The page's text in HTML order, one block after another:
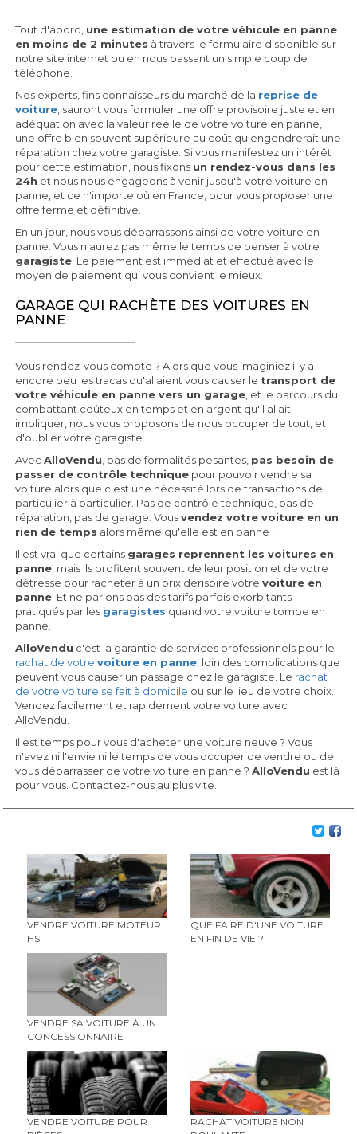
Tout d'abord, une estimation de votre véhicule en panne
en moins de 2 minutes à travers le formulaire disponible sur
notre site internet ou en nous passant un simple coup de
téléphone.
Nos experts, fins connaisseurs du marché de la reprise de
voiture, sauront vous formuler une offre provisoire juste et en
adéquation avec la valeur réelle de votre voiture en panne,
une offre bien souvent supérieure au coût qu'engendrerait une
réparation chez votre garagiste. Si vous manifestez un intérêt
pour cette estimation, nous fixons un rendez-vous dans les
24h et nous nous engageons à venir jusqu'à votre voiture en
panne, et ce n'importe où en France, pour vous proposer une
offre ferme et définitive.
En un jour, nous vous débarrassons ainsi de votre voiture en
panne. Vous n'aurez pas même le temps de penser à votre
garagiste. Le paiement est immédiat et effectué avec le
moyen de paiement qui vous convient le mieux.
GARAGE QUI RACHÈTE DES VOITURES EN
PANNE
Vous rendez-vous compte ? Alors que vous imaginiez il y a
encore peu les tracas qu'allaient vous causer le transport de
votre véhicule en panne vers un garage, et le parcours du
combattant coûteux en temps et en argent qu'il allait
impliquer, nous vous proposons de nous occuper de tout, et
d'oublier votre garagiste.
AvecAlloVendu, pas de formalités pesantes, pas besoin de
passer de contrôle technique pour pouvoir vendre sa
voiture alors que c'est une nécessité lors de transactions de
particulier à particulier. Pas de contrôle technique, pas de
réparation, pas de garage. Vousvendez votre voiture en un
rien de temps alors même qu'elle est en panne !
Il est vrai que certains garages reprennent les voitures en
panne, mais ils profitent souvent de leur position et de votre
détresse pour racheter à un prix dérisoire votrevoiture en
panne. Et ne parlons pas des tarifs parfois exorbitants
pratiqués par les garagistes quand votre voiture tombe en
panne.
AlloVendu c'est la garantie de services professionnels pour le
rachat de votrevoiture en panne, loin des complications que
peuvent vous causer un passage chez le garagiste. Le rachat
de votre voiture se fait à domicile ou sur le lieu de votre choix.
Vendez facilement et rapidement votre voiture avec
AlloVendu.
Il est temps pour vous d'acheter une voiture neuve ? Vous
n'avez ni l'envie ni le temps de vous occuper de vendre ou de
vous débarrasser de votre voiture en panne ?AlloVendu est là
pour vous. Contactez-nous au plus vite.
VENDRE VOITURE MOTEUR
HS
QUE FAIRE D'UNE VOITURE
EN FIN DE VIE ?
VENDRE SA VOITURE À UN
CONCESSIONNAIRE
VENDRE VOITURE POUR
RACHAT VOITURE NON